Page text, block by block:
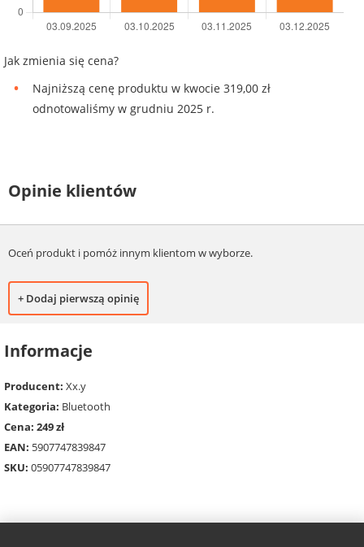
Jak zmienia się cena?
Najniższą cenę produktu w kwocie 319,00 zł
odnotowaliśmy w grudniu 2025 r.
Opinie klientów
Oceń produkt i pomóż innym klientom w wyborze.
+ Dodaj pierwszą opinię
Informacje
Producent: Xx.y
Kategoria: Bluetooth
Cena: 249 zł
EAN: 5907747839847
SKU: 05907747839847